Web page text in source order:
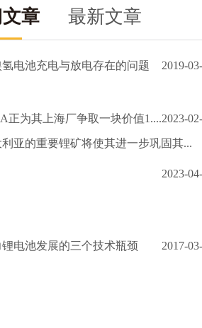
章 最新文章
氢电池充电与放电存在的问题 2019-
正为其上海厂争取一块价值1....2023-
亚的重要锂矿将使其进一步巩固其...
2023-
电池发展的三个技术瓶颈 2017-